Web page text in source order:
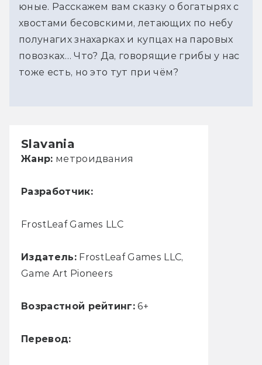
юные. Расскажем вам сказку о богатырях с
хвостами бесовскими, летающих по небу
полунагих знахарках и купцах на паровых
повозках… Что? Да, говорящие грибы у нас
тоже есть, но это тут при чём?
Slavania
Жанр: метроидвания
Разработчик:
FrostLeaf Games LLC
Издатель:FrostLeaf Games LLC,
Game Art Pioneers
Возрастной рейтинг: 6+
Перевод: